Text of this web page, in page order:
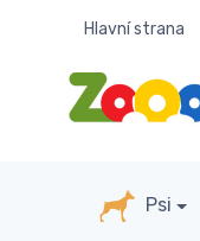
Hlavní strana
Psi